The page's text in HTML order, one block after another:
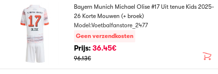
Bayern Munich Michael Olise #17 Uit tenue Kids 2025-
26 Korte Mouwen (+ broek)
Model:Voetbalfanstore_2477
Geen verzendkosten
Prijs: 36.45€
96.13€